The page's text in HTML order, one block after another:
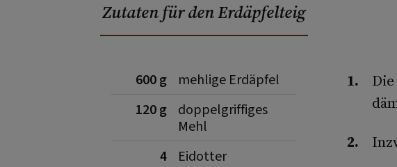
Zutaten für den Erdäpfelteig
600 g
mehlige Erdäpfel
120 g
doppelgriffiges
Mehl
4
Eidotter